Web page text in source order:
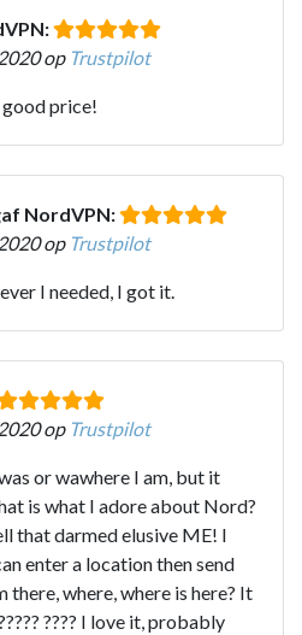
op Trustpilot
good price!
NordVPN:
op Trustpilot
I needed, I got it.
op Trustpilot
or wawhere I am, but it
is what I adore about Nord?
that darmed elusive ME! I
enter a location then send
there, where, where is here? It
???? I love it, probably